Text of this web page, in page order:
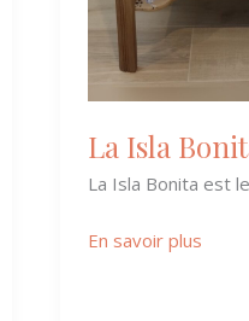
La Isla
La Isla Bonita est
En savoir plus